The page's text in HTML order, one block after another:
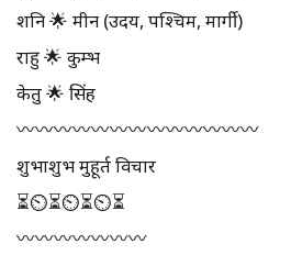
शनि 🌟 मीन (उदय, पश्चिम, मार्गी)
राहु 🌟 कुम्भ
केतु 🌟 सिंह
〰️〰️〰️〰️〰️〰️〰️〰️〰️〰️〰️〰️〰️
शुभाशुभ मुहूर्त विचार
⏳⏲⏳⏲⏳⏲⏳
〰️〰️〰️〰️〰️〰️〰️